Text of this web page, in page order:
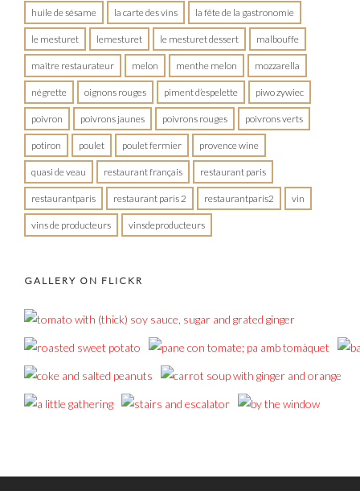
huile de sésame la carte des vins la fête de la gastronomie
le mesturet lemesturet le mesturet dessert malbouffe
maître restaurateur melon menthe melon mozzarella
négrette oignons rouges piment d’espelette piwo zywiec
poivron poivrons jaunes poivrons rouges poivrons verts
potiron poulet poulet fermier provence wine
quasi de veau restaurant français restaurant paris
restaurantparis restaurant paris 2 restaurantparis2 vin
vins de producteurs vinsdeproducteurs
GALLERY ON FLICKR